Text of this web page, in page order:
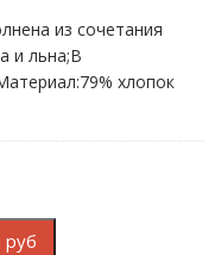
из сочетания
и льна;В
хлопок
руб